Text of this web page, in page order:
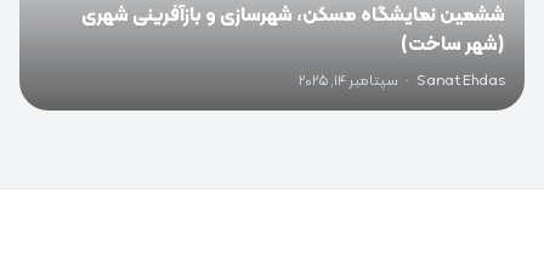
ششمین نمایشگاه مسکن، شهرسازی و بازآفرینی شهری
(شهر ساخت)
Sanat Ehdas
· سپتامبر 14, 2025